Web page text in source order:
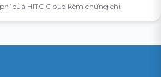
của HITC Cloud kèm chứng chỉ.